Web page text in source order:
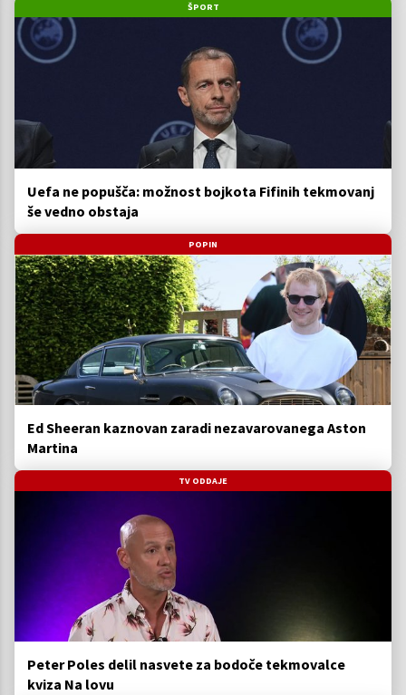
ŠPORT
Uefa ne popušča: možnost bojkota Fifinih tekmovanj
še vedno obstaja
POPIN
Ed Sheeran kaznovan zaradi nezavarovanega Aston
Martina
TV ODDAJE
Peter Poles delil nasvete za bodoče tekmovalce
kviza Na lovu